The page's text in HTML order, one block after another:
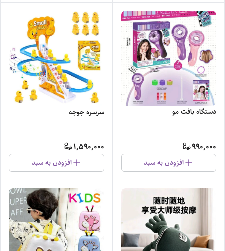
دستگاه بافت مو
990,000
افزودن به سبد
سرسره جوجه
1,590,000
افزودن به سبد